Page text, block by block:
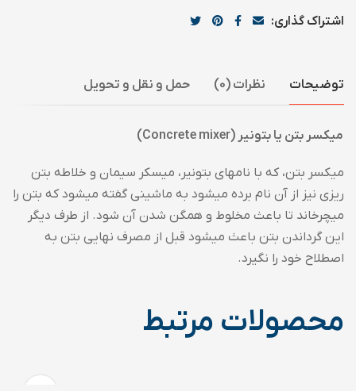
اشتراک گذاری:
توضیحات نظرات (0) حمل و نقل و تحویل
میکسر بتن یا بتونیر (Concrete mixer)
میکسر بتن، که با نامهای بتونیر، میسکر سیمان و خلاطه بتن
ریزی نیز از آن نام برده میشود به ماشینی گفته میشود که بتن را
میچرخاند تا باعث مخلوط و همگن شدن آن شود. از طرف دیگر
این گرداندن بتن باعث میشود قبل از مصرف نهایی بتن به
اصطلاح خود را نگیرد.
محصولات مرتبط